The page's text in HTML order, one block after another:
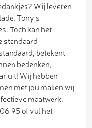
Wij leveren
Tony’s
Toch kan het
standaard
betekent
bedenken,
uit! Wij hebben
met jou maken wij
maatwerk.
95 of vul het